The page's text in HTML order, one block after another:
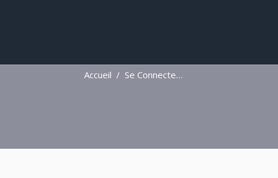
Accueil Se Connecter Sur Le Site